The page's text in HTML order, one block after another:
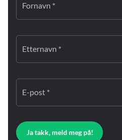
Fornavn *
Etternavn *
E-post *
Ja takk, meld meg på!